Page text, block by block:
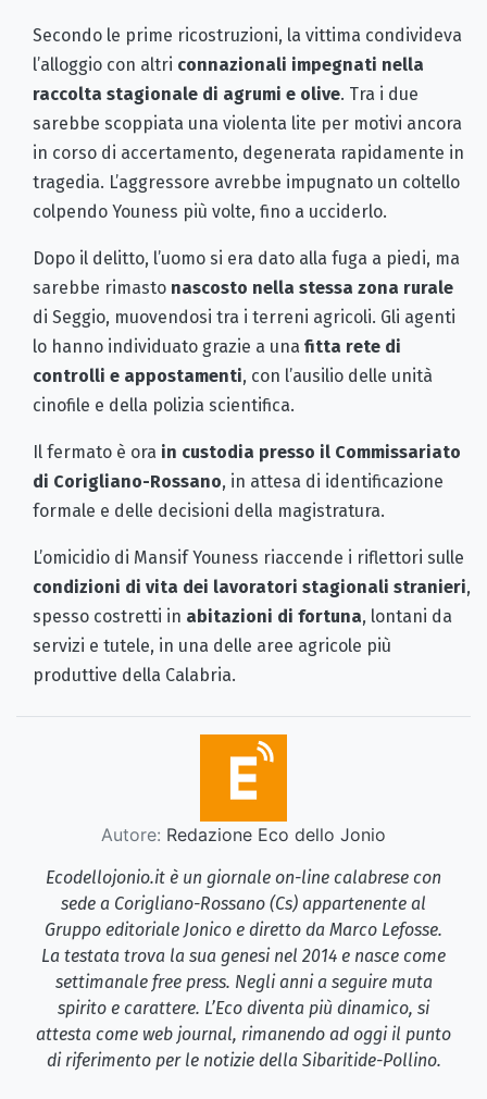
Secondo le prime ricostruzioni, la vittima condivideva
l’alloggio con altri connazionali impegnati nella
raccolta stagionale di agrumi e olive. Tra i due
sarebbe scoppiata una violenta lite per motivi ancora
in corso di accertamento, degenerata rapidamente in
tragedia. L’aggressore avrebbe impugnato un coltello
colpendo Youness più volte, fino a ucciderlo.
Dopo il delitto, l’uomo si era dato alla fuga a piedi, ma
sarebbe rimasto nascosto nella stessa zona rurale
di Seggio, muovendosi tra i terreni agricoli. Gli agenti
lo hanno individuato grazie a una fitta rete di
controlli e appostamenti, con l’ausilio delle unità
cinofile e della polizia scientifica.
Il fermato è ora in custodia presso il Commissariato
di Corigliano-Rossano, in attesa di identificazione
formale e delle decisioni della magistratura.
L’omicidio di Mansif Youness riaccende i riflettori sulle
condizioni di vita dei lavoratori stagionali stranieri,
spesso costretti in abitazioni di fortuna, lontani da
servizi e tutele, in una delle aree agricole più
produttive della Calabria.
Autore: Redazione Eco dello Jonio
Ecodellojonio.it è un giornale on-line calabrese con
sede a Corigliano-Rossano (Cs) appartenente al
Gruppo editoriale Jonico e diretto da Marco Lefosse.
La testata trova la sua genesi nel 2014 e nasce come
settimanale free press. Negli anni a seguire muta
spirito e carattere. L’Eco diventa più dinamico, si
attesta come web journal, rimanendo ad oggi il punto
di riferimento per le notizie della Sibaritide-Pollino.